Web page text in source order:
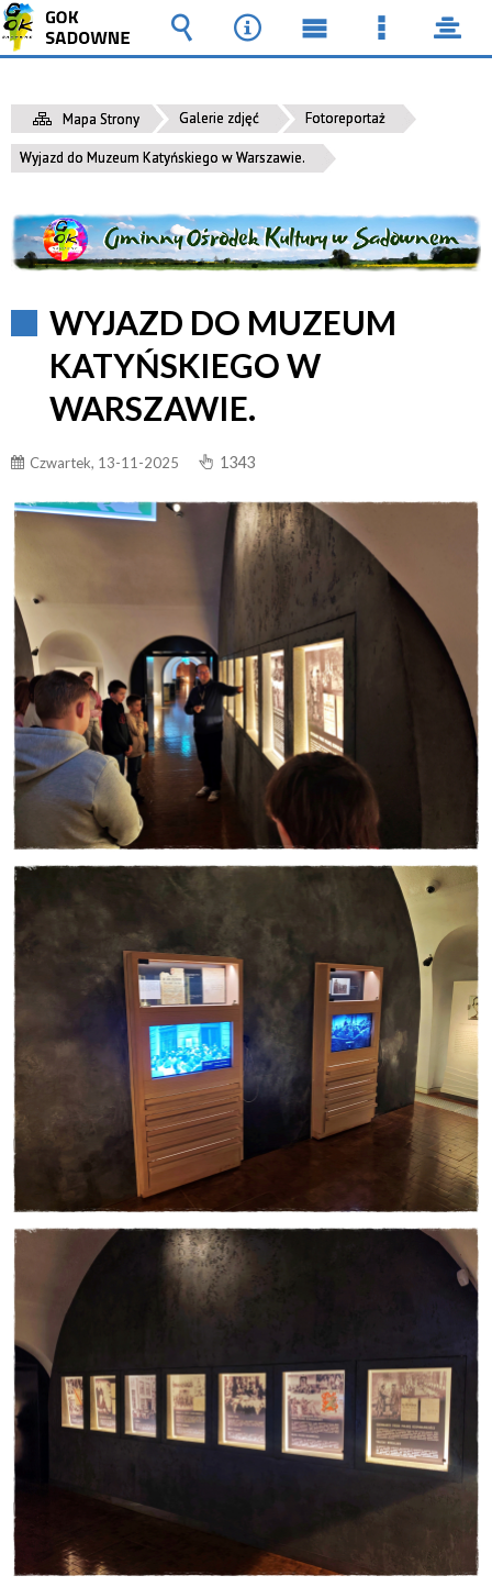
Mapa Strony Galerie zdjęć Fotoreportaż
Wyjazd do Muzeum Katyńskiego w Warszawie.
WYJAZD DO MUZEUM
KATYŃSKIEGO W
WARSZAWIE.
Czwartek, 13-11-2025 1343
Wyszukiwarka
Narzędzia
MenuMenu